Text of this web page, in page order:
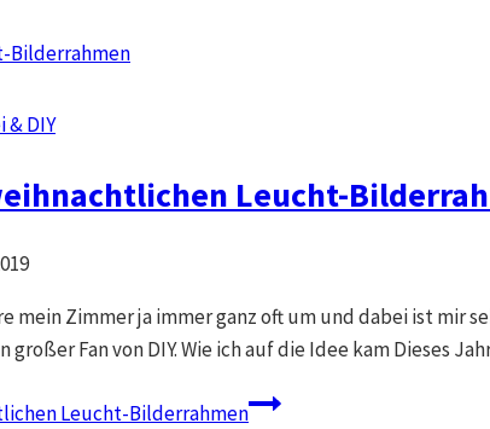
DIY
Leucht-
mein Zimmer ja immer ganz oft um und dabei ist mir
Fan von DIY. Wie ich auf die Idee kam Dieses
Leucht-Bilderrahmen